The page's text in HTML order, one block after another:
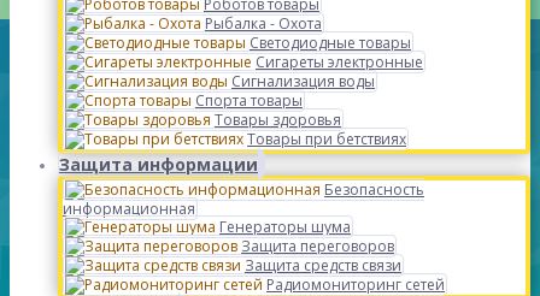
Роботов товары
Рыбалка - Охота
Светодиодные товары
Сигареты электронные
Сигнализация воды
Спорта товары
Товары здоровья
Товары при бетствиях
Защита информации
Безопасность
информационная
Генераторы шума
Защита переговоров
Защита средств связи
Радиомониторинг сетей